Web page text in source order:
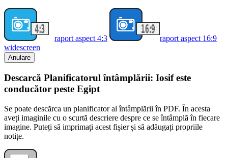
raport aspect 4:3
raport aspect 16:9
widescreen
Anulare
Descarcă Planificatorul întâmplării: Iosif este
conducător peste Egipt
Se poate descărca un planificator al întâmplării în PDF. În acesta
aveți imaginile cu o scurtă descriere despre ce se întâmplă în fiecare
imagine. Puteți să imprimați acest fișier și să adăugați propriile
notițe.